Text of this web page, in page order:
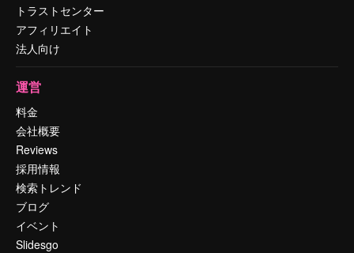
トラストセンター
アフィリエイト
法人向け
運営
料金
会社概要
Reviews
採用情報
検索トレンド
ブログ
イベント
Slidesgo